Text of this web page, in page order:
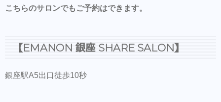
こちらのサロンでもご予約はできます。
【EMANON 銀座 SHARE SALON】
銀座駅A5出口徒歩10秒